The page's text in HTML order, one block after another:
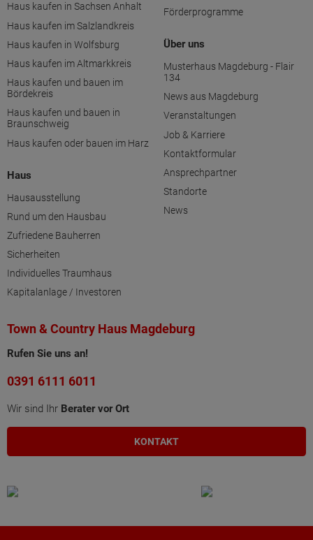
Haus kaufen in Sachsen Anhalt
Haus kaufen im Salzlandkreis
Haus kaufen in Wolfsburg
Haus kaufen im Altmarkkreis
Haus kaufen und bauen im
Bördekreis
Haus kaufen und bauen in
Braunschweig
Haus kaufen oder bauen im Harz
Haus
Hausausstellung
Rund um den Hausbau
Zufriedene Bauherren
Sicherheiten
Individuelles Traumhaus
Kapitalanlage / Investoren
Förderprogramme
Über uns
Musterhaus Magdeburg - Flair
134
News aus Magdeburg
Veranstaltungen
Job & Karriere
Kontaktformular
Ansprechpartner
Standorte
News
Town & Country Haus Magdeburg
Rufen Sie uns an!
0391 6111 6011
Wir sind Ihr Berater vor Ort
KONTAKT